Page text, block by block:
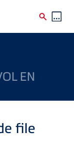
EN
file